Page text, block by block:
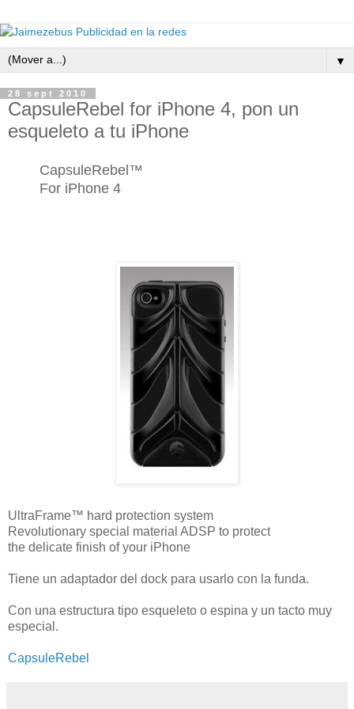
▼
28 sept 2010
CapsuleRebel for iPhone 4, pon un
esqueleto a tu iPhone
CapsuleRebel™
For iPhone 4
UltraFrame™ hard protection system
Revolutionary special material ADSP to protect
the delicate finish of your iPhone
Tiene un adaptador del dock para usarlo con la funda.
Con una estructura tipo esqueleto o espina y un tacto muy
especial.
CapsuleRebel